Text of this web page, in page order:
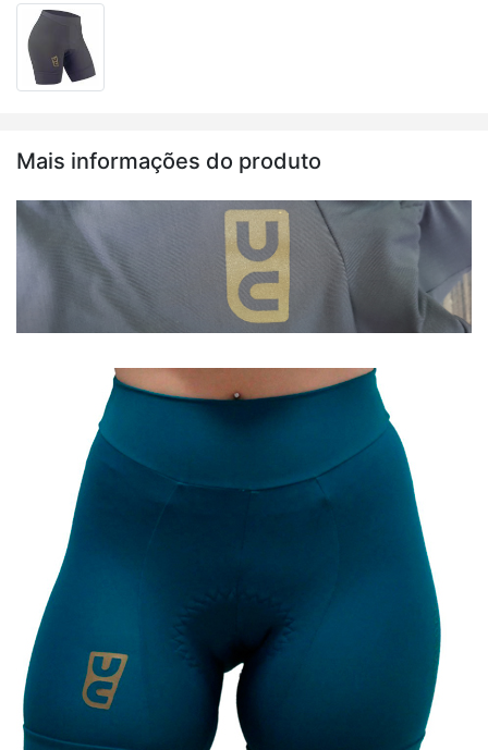
Mais informações do produto